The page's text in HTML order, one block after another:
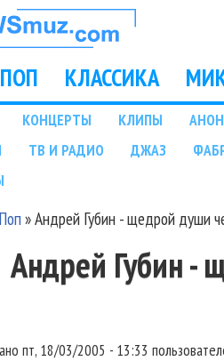
И
ПОП КЛАССИКА
КОНЦЕРТЫ КЛИПЫ
ТВ И РАДИО ДЖАЗ
Поп»Андрей Губин - щедрой души
Андрей Губин -
пт, 18/03/2005 - 13:33